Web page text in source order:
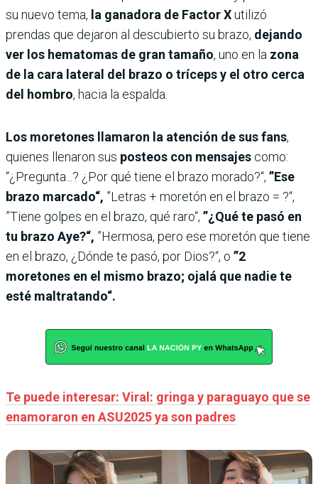
su nuevo tema, la ganadora de Factor Xutilizó
prendas que dejaron al descubierto su brazo, dejando
ver los hematomas de gran tamaño, uno en la zona
de la cara lateral del brazo o trícepsy el otro cerca
del hombro, hacia la espalda.
Los moretones llamaron la atención de sus fans,
quienes llenaron sus posteos con mensajes como:
“¿Pregunta...? ¿Por qué tiene el brazo morado?“, ”Ese
brazo marcado“, ”Letras + moretón en el brazo = ?“,
”Tiene golpes en el brazo, qué raro“, ”¿Qué te pasó en
tu brazo Aye?“, ”Hermosa, pero ese moretón que tiene
en el brazo, ¿Dónde te pasó, por Dios?“, o ”2
moretones en el mismo brazo; ojalá que nadie te
esté maltratando“.
Te puede interesar: Viral: gringa y paraguayo que se
enamoraron en ASU2025 ya son padres